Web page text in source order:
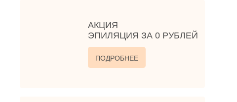
АКЦИЯ
ЭПИЛЯЦИЯ ЗА 0 РУБЛЕЙ
ПОДРОБНЕЕ